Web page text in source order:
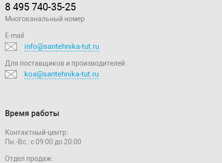
8 495 740-35-25
Многоканальный номер
E-mail
info@santehnika-tut.ru
Для поставщиков и производителей:
koa@santehnika-tut.ru
Время работы
Контактный-центр:
Пн.-Вс.: с 09:00 до 20:00
Отдел продаж: